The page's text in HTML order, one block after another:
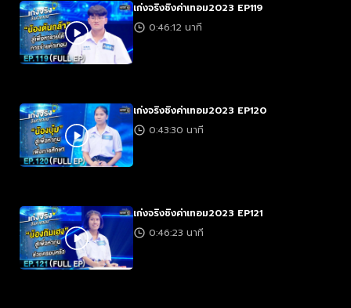
เก่งจริงชิงค่าเทอม2023 EP119
0:46:12 นาที
เก่งจริงชิงค่าเทอม2023 EP120
0:43:30 นาที
เก่งจริงชิงค่าเทอม2023 EP121
0:46:23 นาที